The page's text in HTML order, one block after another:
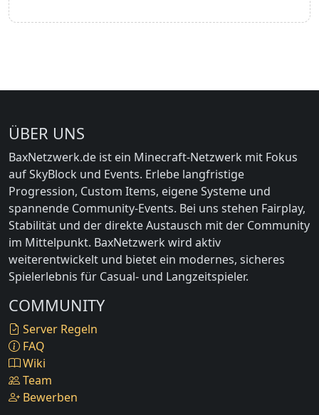
ÜBER UNS
BaxNetzwerk.de ist ein Minecraft-Netzwerk mit Fokus
auf SkyBlock und Events. Erlebe langfristige
Progression, Custom Items, eigene Systeme und
spannende Community-Events. Bei uns stehen Fairplay,
Stabilität und der direkte Austausch mit der Community
im Mittelpunkt. BaxNetzwerk wird aktiv
weiterentwickelt und bietet ein modernes, sicheres
Spielerlebnis für Casual- und Langzeitspieler.
COMMUNITY
Server Regeln
FAQ
Wiki
Team
Bewerben